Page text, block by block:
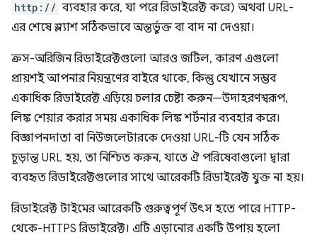
http:// ব্যবহার করে, যা পরে রিডাইরেক্ট করে) অথবা URL-
এর শেষে স্ল্যাশ সঠিকভাবে অন্তর্ভুক্ত বা বাদ না দেওয়া।
ক্রস-অরিজিন রিডাইরেক্টগুলো আরও জটিল, কারণ এগুলো
প্রায়শই আপনার নিয়ন্ত্রণের বাইরে থাকে, কিন্তু যেখানে সম্ভব
একাধিক রিডাইরেক্ট এড়িয়ে চলার চেষ্টা করুন—উদাহরণস্বরূপ,
লিঙ্ক শেয়ার করার সময় একাধিক লিঙ্ক শর্টনার ব্যবহার করে।
বিজ্ঞাপনদাতা বা নিউজলেটারকে দেওয়া URL-টি যেন সঠিক
চূড়ান্ত URL হয়, তা নিশ্চিত করুন, যাতে ঐ পরিষেবাগুলো দ্বারা
ব্যবহৃত রিডাইরেক্টগুলোর সাথে আরেকটি রিডাইরেক্ট যুক্ত না হয়।
রিডাইরেক্ট টাইমের আরেকটি গুরুত্বপূর্ণ উৎস হতে পারে HTTP-
থেকে-HTTPS রিডাইরেক্ট। এটি এড়ানোর একটি উপায় হলো